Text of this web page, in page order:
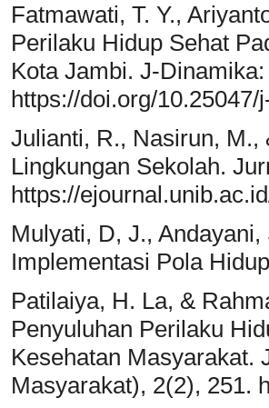
Fatmawati, T. Y.,
Perilaku Hidup Sehat
Kota Jambi. J-
https://doi.org/
Julianti, R., Nasirun,
Lingkungan Sekolah.
https://
Mulyati, D, J.,
Implementasi Pola
Patilaiya, H. La, &
Penyuluhan Perilaku
Kesehatan Masyarakat.
Masyarakat), 2(2), 251.